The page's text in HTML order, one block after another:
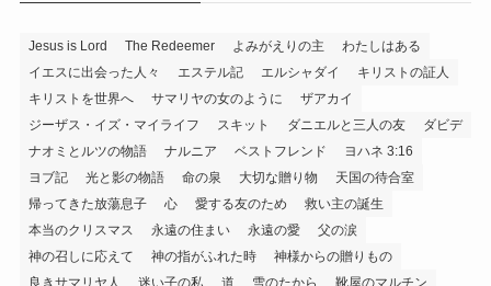
Jesus is Lord The Redeemer よみがえりの主
わたしはある
イエスに出会った人々
エステル記 エルシャダイ
キリストの証人
キリストを世界へ
サマリヤの女のように
ザアカイ
ジーザス・イズ・マイライフ
スキット ダニエルと三人の友
ダビデ
ナオミとルツの物語
ナルニア ベストフレンド
ヨハネ 3:16
ヨブ記
光と影の物語 命の泉 大切な贈り物
天国の待合室
帰ってきた放蕩息子
心 愛する友のため
救い主の誕生
本当のクリスマス
永遠の住まい 永遠の愛
父の涙
神の召しに応えて
神の指がふれた時
神様からの贈りもの